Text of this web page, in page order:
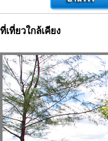
ที่เที่ยวใกล้เคียง